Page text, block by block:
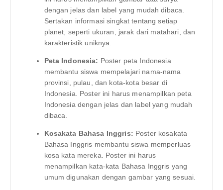
dengan jelas dan label yang mudah dibaca.
Sertakan informasi singkat tentang setiap
planet, seperti ukuran, jarak dari matahari, dan
karakteristik uniknya.
Peta Indonesia: Poster peta Indonesia
membantu siswa mempelajari nama-nama
provinsi, pulau, dan kota-kota besar di
Indonesia. Poster ini harus menampilkan peta
Indonesia dengan jelas dan label yang mudah
dibaca.
Kosakata Bahasa Inggris: Poster kosakata
Bahasa Inggris membantu siswa memperluas
kosa kata mereka. Poster ini harus
menampilkan kata-kata Bahasa Inggris yang
umum digunakan dengan gambar yang sesuai.